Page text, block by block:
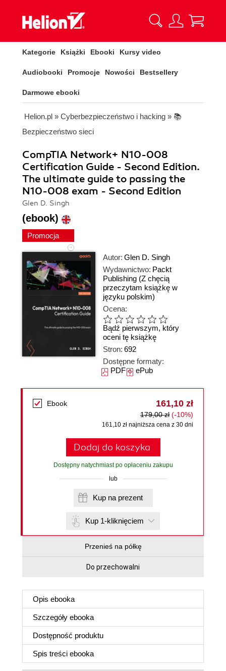
Kategorie Książki Ebooki Kursy video
Audiobooki Promocje Nowości Bestsellery
Darmowe ebooki
Helion.pl » Cyberbezpieczeństwo i hacking » 📚
Bezpieczeństwo sieci
CompTIA Network+ N10-008
Certification Guide - Second Edition.
The ultimate guide to passing the
N10-008 exam - Second Edition
Glen D. Singh
(ebook)
Promocja
Autor: Glen D. Singh
Wydawnictwo: Packt
Publishing (Z chęcią
przeczytam książkę w
języku polskim)
Ocena:
Bądź pierwszym, który
oceni tę książkę
Stron: 692
Dostępne formaty:
PDFePub
Ebook 161,10 zł
179,00 zł (-10%)
161,10 zł najniższa cena z 30 dni
Dodaj do koszyka
Dostępny natychmiast po opłaceniu zakupu
lub
Kup na prezent
Kup 1-kliknięciem
Przenieś na półkę
Do przechowalni
Opis ebooka
Szczegóły ebooka
Dostępność produktu
Spis treści ebooka